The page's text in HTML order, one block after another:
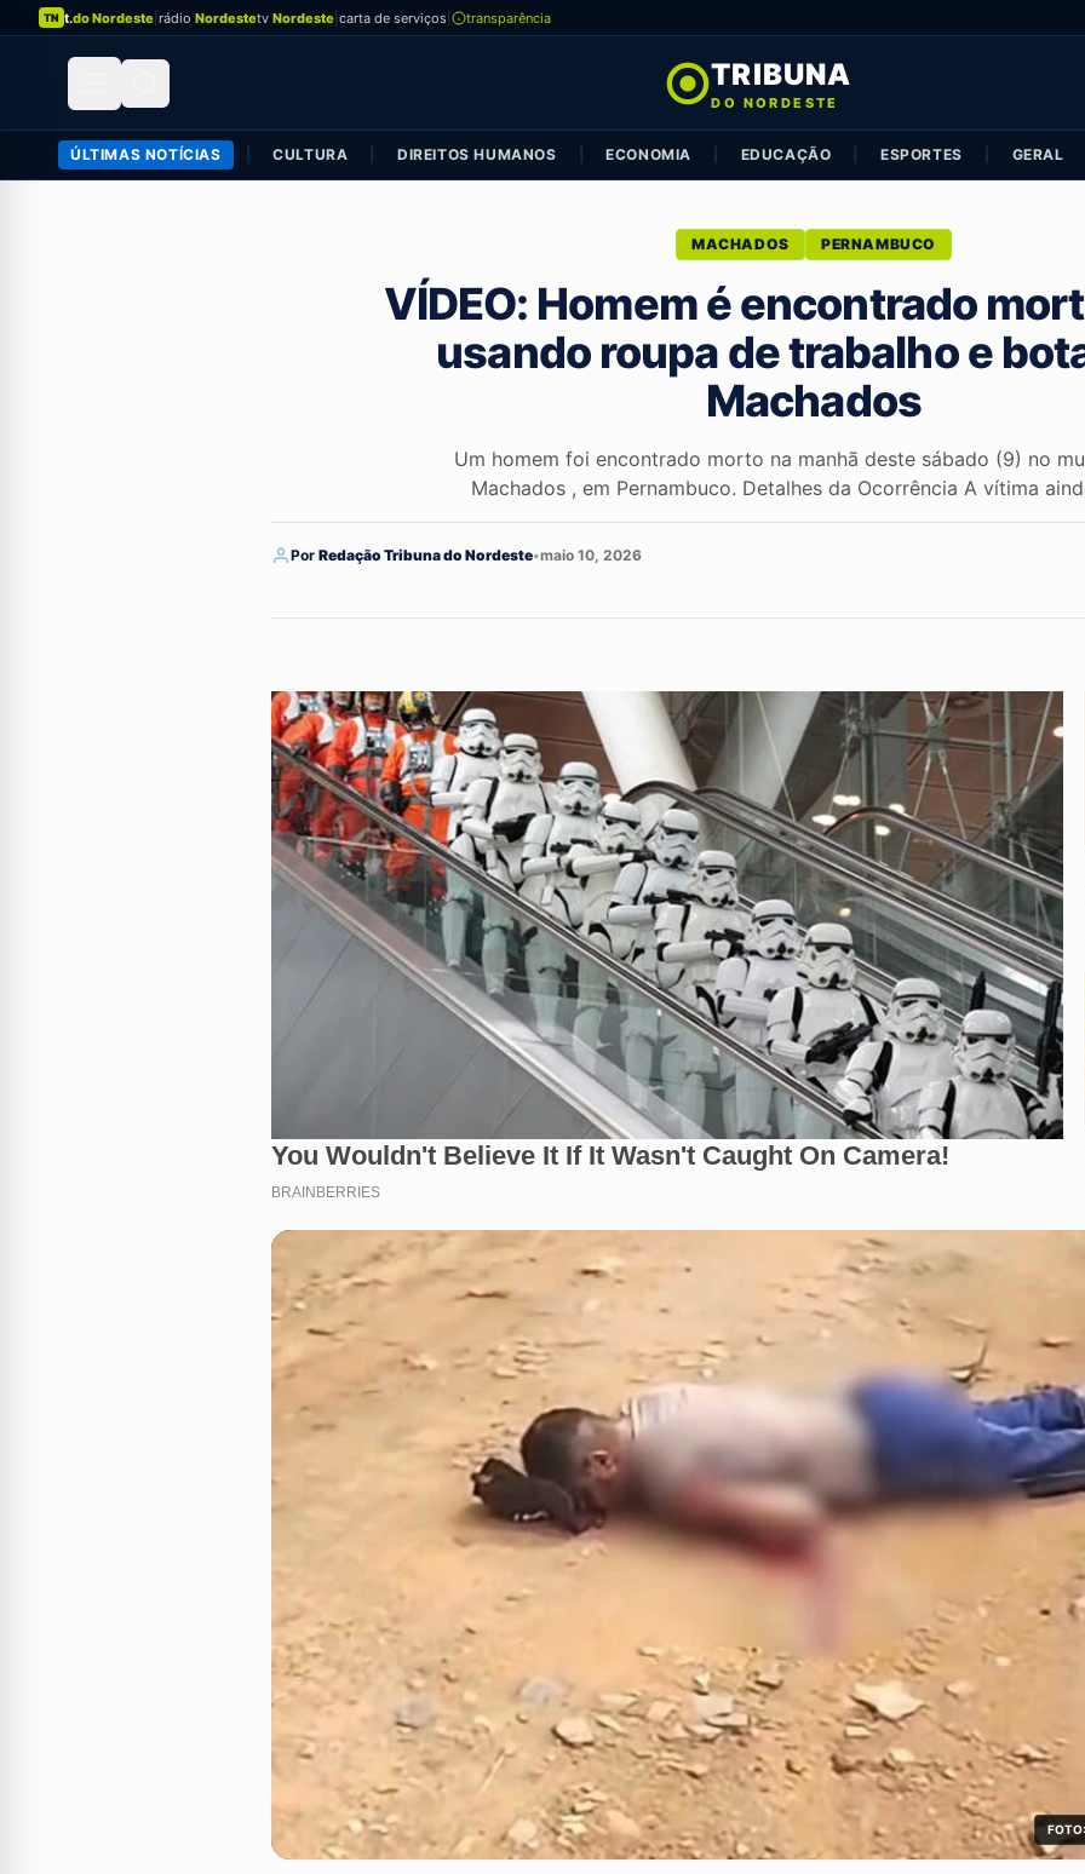
TN t.do Nordeste rádio Nordestetv Nordeste carta de serviços transparência
TRIBUNA
DO NORDESTE
ÚLTIMAS NOTÍCIAS CULTURA DIREITOS HUMANOS ECONOMIA EDUCAÇÃO ESPORTES GERAL
MACHADOS PERNAMBUCO
VÍDEO: Homem é encontrado
usando roupa de trabalho e
Machados
Um homem foi encontrado morto na manhã deste sábado (9) no
Machados , em Pernambuco. Detalhes da Ocorrência A vítima
Por Redação Tribuna do Nordeste•maio 10, 2026